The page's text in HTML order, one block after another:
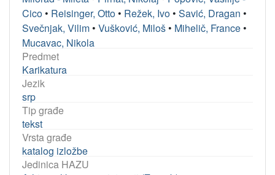
Cico • Reisinger, Otto • Režek, Ivo • Savić, Dragan •
Svečnjak, Vilim • Vušković, Miloš • Mihelič, France •
Mucavac, Nikola
Predmet
Karikatura
Jezik
srp
Tip građe
tekst
Vrsta građe
katalog izložbe
Jedinica HAZU